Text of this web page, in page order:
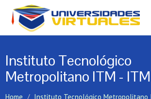
Instituto Tecnológico
Metropolitano ITM - ITM
Home Instituto Tecnológico Metropolitano